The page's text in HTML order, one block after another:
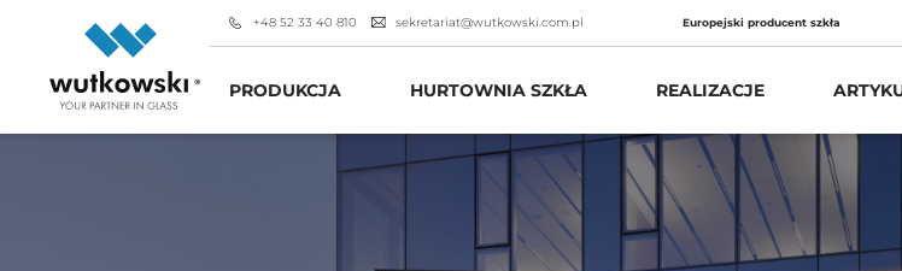
+48 52 33 40 810 sekretariat@wutkowski.com.pl Europejski producent szkła
PRODUKCJA HURTOWNIA SZKŁA REALIZACJE